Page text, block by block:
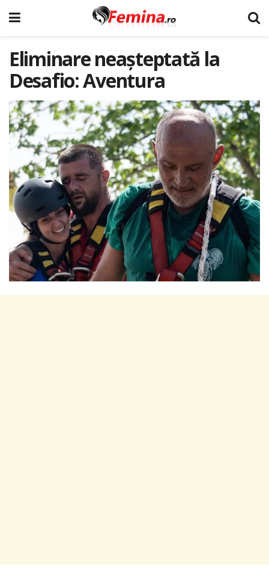
Eliminare neașteptată la
Desafio: Aventura